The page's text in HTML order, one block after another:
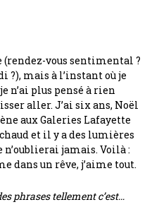
(rendez-vous sentimental ?
?), mais à l’instant où je
n’ai plus pensé à rien
aller. J’ai six ans, Noël
aux Galeries Lafayette
et il y a des lumières
jamais. Voilà :
dans un rêve, j’aime tout.
phrases tellement c’est…